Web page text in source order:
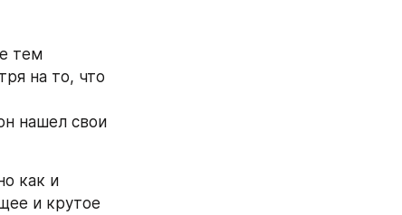
тем
на то, что
нашел свои
как и
и крутое